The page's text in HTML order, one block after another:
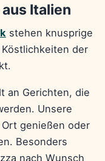
Italien
stehen knusprige
der
an Gerichten, die
Unsere
genießen oder
Besonders
nach Wunsch